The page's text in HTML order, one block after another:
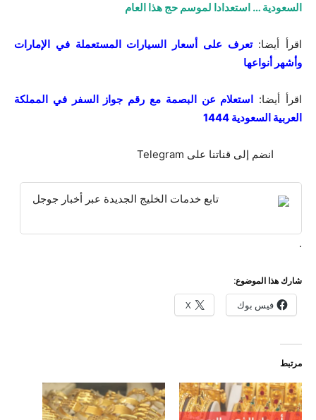
السعودية … استعدادا لموسم حج هذا العام
اقرأ أيضا:تعرف على أسعار السيارات المستعملة في الإمارات
وأشهر أنواعها
اقرأ أيضا: استعلام عن البصمة مع رقم جواز السفر في المملكة
العربية السعودية 1444
انضم إلى قناتنا على Telegram
تابع خدمات الخليج الجديدة عبر أخبار جوجل
.
شارك هذا الموضوع:
فيس بوك X
مرتبط